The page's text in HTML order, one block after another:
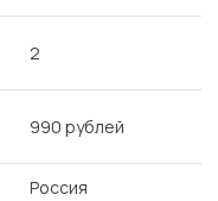
2
990 рублей
Россия